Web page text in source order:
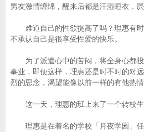
男友激情缠绵，醒来后都是汗湿睡衣，屄
难道自己的性欲提高了吗？理惠有时
不承认自己是很享受性爱的快乐。
为了派遣心中的苦闷，将全身心都投
事业，即便这样，理惠还是时不时的对
烈的思念，渴望能像以前一样的有他热情
这一天，理惠的班上来了一个转校生
理惠是在着名的学校「月夜学园」任